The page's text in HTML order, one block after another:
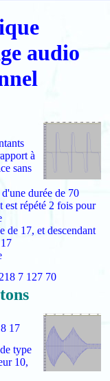
audio
à
sans
durée de 70
est répété 2 fois pour
de 17, et descendant
7 127 70
17
type
10,